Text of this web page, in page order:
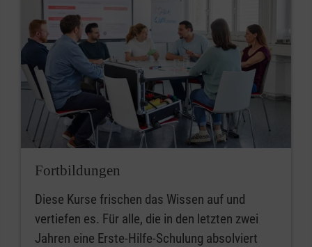
Fortbildungen
Diese Kurse frischen das Wissen auf und
vertiefen es. Für alle, die in den letzten zwei
Jahren eine Erste-Hilfe-Schulung absolviert